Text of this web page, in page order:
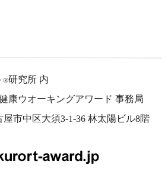
®研究所 内
康ウオーキングアワード 事務局
屋市中区大須3-1-36 林太陽ビル8階